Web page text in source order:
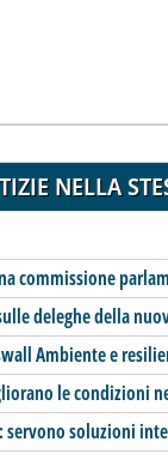
NELLA
commissione
deleghe della
Ambiente e
le condizioni
servono soluzioni